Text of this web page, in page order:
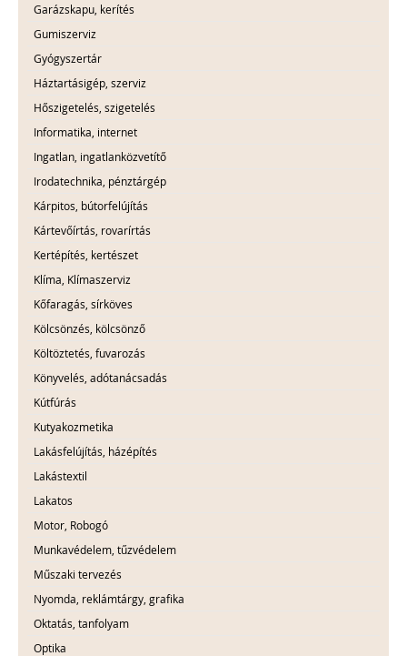
Garázskapu, kerítés
Gumiszerviz
Gyógyszertár
Háztartásigép, szerviz
Hőszigetelés, szigetelés
Informatika, internet
Ingatlan, ingatlanközvetítő
Irodatechnika, pénztárgép
Kárpitos, bútorfelújítás
Kártevőírtás, rovarírtás
Kertépítés, kertészet
Klíma, Klímaszerviz
Kőfaragás, sírköves
Kölcsönzés, kölcsönző
Költöztetés, fuvarozás
Könyvelés, adótanácsadás
Kútfúrás
Kutyakozmetika
Lakásfelújítás, házépítés
Lakástextil
Lakatos
Motor, Robogó
Munkavédelem, tűzvédelem
Műszaki tervezés
Nyomda, reklámtárgy, grafika
Oktatás, tanfolyam
Optika